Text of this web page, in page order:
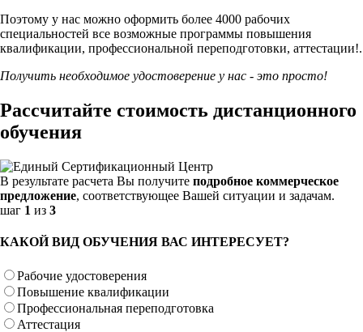
Поэтому у нас можно оформить более 4000 рабочих
специальностей все возможные программы повышения
квалификации, профессиональной переподготовки, аттестации!.
Получить необходимое удостоверение у нас - это просто!
Рассчитайте стоимость дистанционного
обучения
В результате расчета Вы получите подробное коммерческое
предложение, соответствующее Вашей ситуации и задачам.
шаг 1 из 3
КАКОЙ ВИД ОБУЧЕНИЯ ВАС ИНТЕРЕСУЕТ?
Рабочие удостоверения
Повышение квалификации
Профессиональная переподготовка
Аттестация